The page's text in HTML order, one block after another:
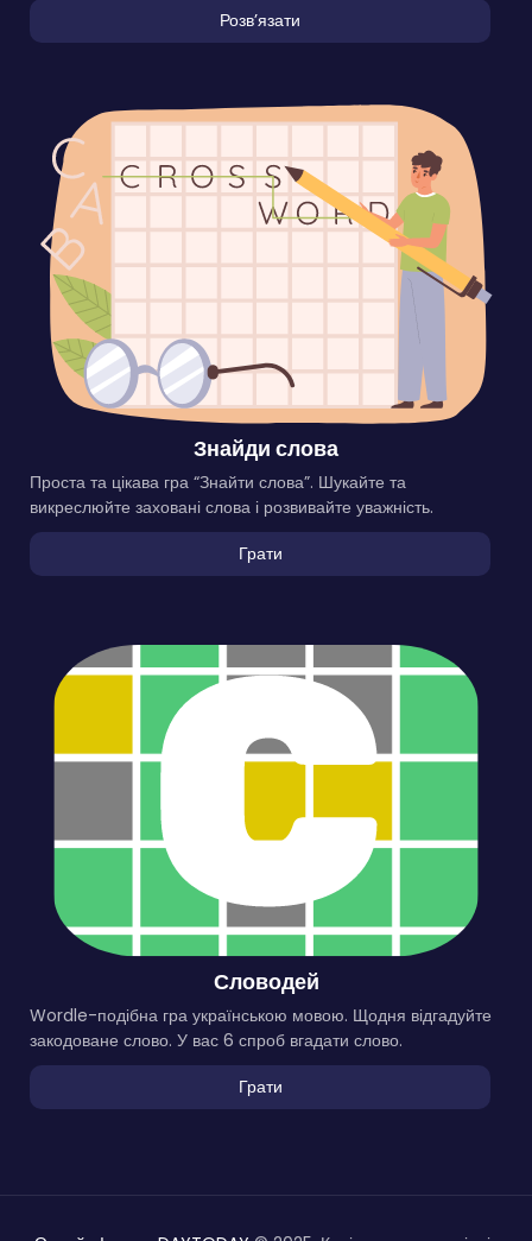
Розвʼязати
Знайди слова
Проста та цікава гра “Знайти слова”. Шукайте та
викреслюйте заховані слова і розвивайте уважність.
Грати
Словодей
Wordle-подібна гра українською мовою. Щодня відгадуйте
закодоване слово. У вас 6 спроб вгадати слово.
Грати